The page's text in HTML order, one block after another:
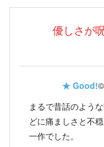
優しさが
★ Good!
まるで昔話のよう
どに痛ましさと不
一作でした。